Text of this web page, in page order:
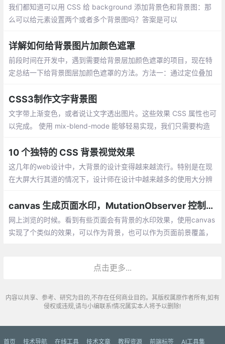
我们都知道可以用 CSS 给 background 添加背景色和背景图：那
么可以给元素设置两个或者多个背景图吗？答案是可以
详解如何给背景图片加颜色遮罩
前段时间在开发中，遇到需要给背景层加颜色遮罩的项目，现在特
定总结一下给背景图层加颜色遮罩的方法。方法一：通过定位叠加
CSS3制作文字背景图
文字带上渐变色，或者说让文字透出图片。这些效果 CSS 属性也可
以完成。 使用 mix-blend-mode 能够轻易实现，我们只需要构造
d-mode 即可，简单原理如下：
10 个独特的 CSS 背景视觉效果
这几年的web设计中，大背景的设计变得越来越流行。特别是在现
在大屏大行其道的情况下，设计师在设计中越来越多的使用大分辨
传达他们想要向用户传达的内容。
canvas 生成页面水印，MutationObserver 控制节点防修改
网上浏览的时候。看到有些页面会有背景的水印效果，使用canvas
实现了个类似的效果，可以作为背景，也可以作为页面前景覆盖，
点击更多...
内容以共享、参考、研究为目的,不存在任何商业目的。其版权属原作者所有,如有
侵权或违规,请与小编联系!情况属实本人将予以删除!
首页 技术导航 在线工具 技术文章 教程资源 前端标签 AI工具集